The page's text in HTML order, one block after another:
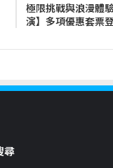
極限挑戰與浪漫體
演】多項優惠套票
尋